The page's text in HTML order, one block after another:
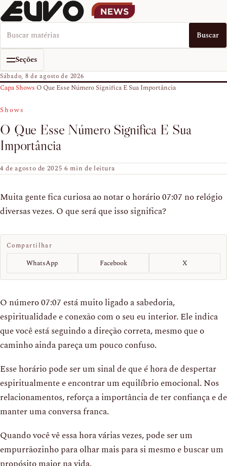
Buscar no EUVO News Buscar
Seções
Sábado, 8 de agosto de 2026
Capa›Shows›O Que Esse Número Significa E Sua Importância
Shows
O Que Esse Número Significa E Sua
Importância
4 de agosto de 2025·6 min de leitura
Muita gente fica curiosa ao notar o horário 07:07 no relógio
diversas vezes. O que será que isso significa?
Compartilhar
WhatsApp Facebook X
O número 07:07 está muito ligado a sabedoria,
espiritualidade e conexão com o seu eu interior. Ele indica
que você está seguindo a direção correta, mesmo que o
caminho ainda pareça um pouco confuso.
Esse horário pode ser um sinal de que é hora de despertar
espiritualmente e encontrar um equilíbrio emocional. Nos
relacionamentos, reforça a importância de ter confiança e de
manter uma conversa franca.
Quando você vê essa hora várias vezes, pode ser um
empurrãozinho para olhar mais para si mesmo e buscar um